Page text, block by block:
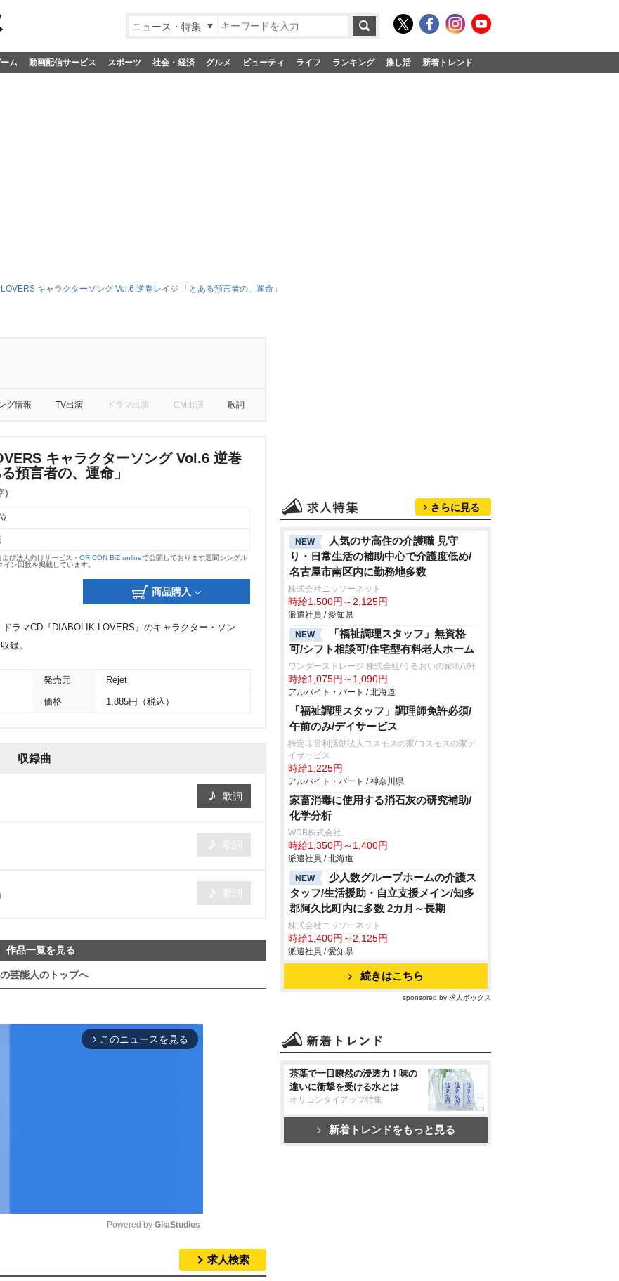
ニュース・特集
ム 動画配信サービス スポーツ 社会・経済 グルメ ビューティ ライフ ランキング 推し活 新着トレンド
キャラクターソング Vol.6 逆巻レイジ 「とある預言者の、運命」
グ情報 TV出演 ドラマ出演 CM出演 歌詞
キャラクターソング Vol.6 逆巻
預言者の、運命」
)
よび法人向けサービス・ ORICON BiZ onlineで公開しております週間シングル
ン回数を掲載しています。
商品購入
ラマCD『DIABOLIK LOVERS』のキャラクター・ソン
録。
発売元 Rejet
価格 1,885円（税込）
収録曲
歌詞
作品一覧を見る
芸能人のトップへ
arrow_forward_ios このニュースを見る
Powered by GliaStudios
求人検索
さらに見る
NEW
人気のサ高住の介護職 見守
り・日常生活の補助中心で介護度低め/
名古屋市南区内に勤務地多数
株式会社ニッソーネット
時給1,500円～2,125円
派遣社員 / 愛知県
NEW
「福祉調理スタッフ」無資格
可/シフト相談可/住宅型有料老人ホーム
ワンダーストレージ 株式会社/うるおいの家®八軒
時給1,075円～1,090円
アルバイト・パート / 北海道
「福祉調理スタッフ」調理師免許必須/
午前のみ/デイサービス
特定非営利活動法人コスモスの家/コスモスの家デ
イサービス
時給1,225円
アルバイト・パート / 神奈川県
家畜消毒に使用する消石灰の研究補助/
化学分析
WDB株式会社
時給1,350円～1,400円
派遣社員 / 北海道
NEW
少人数グループホームの介護ス
タッフ/生活援助・自立支援メイン/知多
郡阿久比町内に多数 2カ月～長期
株式会社ニッソーネット
時給1,400円～2,125円
派遣社員 / 愛知県
続きはこちら
sponsored by 求人ボックス
茶葉で一目瞭然の浸透力！味の
違いに衝撃を受ける水とは
オリコンタイアップ特集
新着トレンドをもっと見る